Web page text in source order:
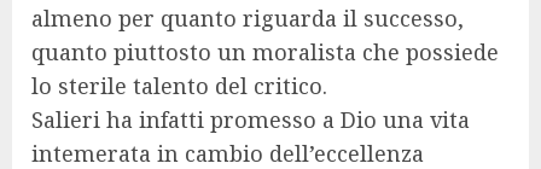
almeno per quanto riguarda il successo,
quanto piuttosto un moralista che possiede
lo sterile talento del critico.
Salieri ha infatti promesso a Dio una vita
intemerata in cambio dell’eccellenza